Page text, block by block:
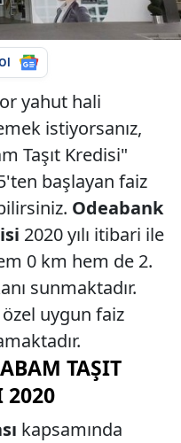
yahut hali
istiyorsanız,
Taşıt Kredisi"
başlayan faiz
Odeabank
2020 yılı itibari ile
0 km hem de 2.
sunmaktadır.
uygun faiz
TAŞIT
2020
kapsamında